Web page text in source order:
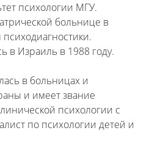
психологии МГУ.
больнице в
в Израиль в 1988 году.
в больницах и
и имеет звание
психологии с
по психологии детей и